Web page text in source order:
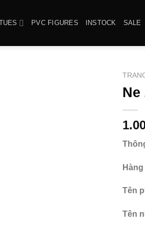
PVC FIGURES INSTOCK SALE
Ne
Tên
Tên